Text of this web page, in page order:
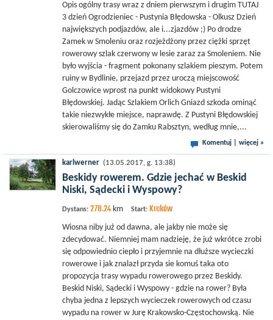
Opis ogólny trasy wraz z dniem pierwszym i drugim TUTAJ
3 dzień Ogrodzieniec - Pustynia Błędowska - Olkusz Dzień
największych podjazdów, ale i...zjazdów ;) Po drodze
Zamek w Smoleniu oraz rozjeżdżony przez ciężki sprzęt
rowerowy szlak czerwony w lesie zaraz za Smoleniem. Nie
było wyjścia - fragment pokonany szlakiem pieszym. Potem
ruiny w Bydlinie, przejazd przez uroczą miejscowość
Golczowice wprost na punkt widokowy Pustyni
Błędowskiej. Jadąc Szlakiem Orlich Gniazd szkoda ominąć
takie niezwykłe miejsce, naprawdę. Z Pustyni Błędowskiej
skierowaliśmy się do Zamku Rabsztyn, według mnie,...
Komentuj więcej »
karlwerner (13.05.2017, g. 13:38)
Beskidy rowerem. Gdzie jechać w Beskid
Niski, Sądecki i Wyspowy?
Dystans: 278.24 km Start: Kraków
Wiosna niby już od dawna, ale jakby nie może się
zdecydować. Niemniej mam nadzieję, że już wkrótce zrobi
się odpowiednio ciepło i przyjemnie na dłuższe wycieczki
rowerowe i jak znalazł przyda sie komuś taka oto
propozycja trasy wypadu rowerowego przez Beskidy.
Beskid Niski, Sądecki i Wyspowy - gdzie na rower? Była
chyba jedna z lepszych wycieczek rowerowych od czasu
wypadu na rower w Jurę Krakowsko-Częstochowską. Nie